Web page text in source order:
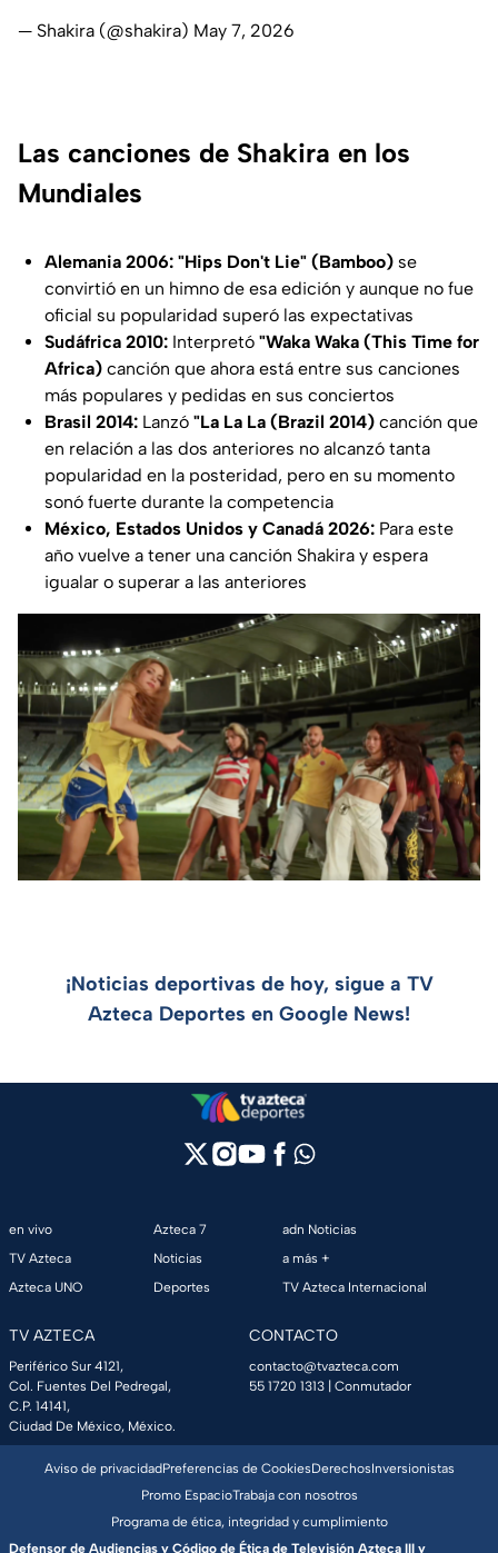
— Shakira (@shakira) May 7, 2026
Las canciones de Shakira en los
Mundiales
Alemania 2006: "Hips Don't Lie" (Bamboo) se
convirtió en un himno de esa edición y aunque no fue
oficial su popularidad superó las expectativas
Sudáfrica 2010: Interpretó "Waka Waka (This Time for
Africa) canción que ahora está entre sus canciones
más populares y pedidas en sus conciertos
Brasil 2014: Lanzó "La La La (Brazil 2014) canción que
en relación a las dos anteriores no alcanzó tanta
popularidad en la posteridad, pero en su momento
sonó fuerte durante la competencia
México, Estados Unidos y Canadá 2026: Para este
año vuelve a tener una canción Shakira y espera
igualar o superar a las anteriores
¡Noticias deportivas de hoy, sigue a TV
Azteca Deportes en Google News!
en vivo
TV Azteca
Azteca UNO
Azteca 7
Noticias
Deportes
adn Noticias
a más +
TV Azteca Internacional
TV AZTECA
Periférico Sur 4121,
Col. Fuentes Del Pedregal,
C.P. 14141,
Ciudad De México, México.
CONTACTO
contacto@tvazteca.com
55 1720 1313 | Conmutador
Aviso de privacidadPreferencias de CookiesDerechosInversionistas
Promo EspacioTrabaja con nosotros
Programa de ética, integridad y cumplimiento
Defensor de Audiencias y Código de Ética de Televisión Azteca III y